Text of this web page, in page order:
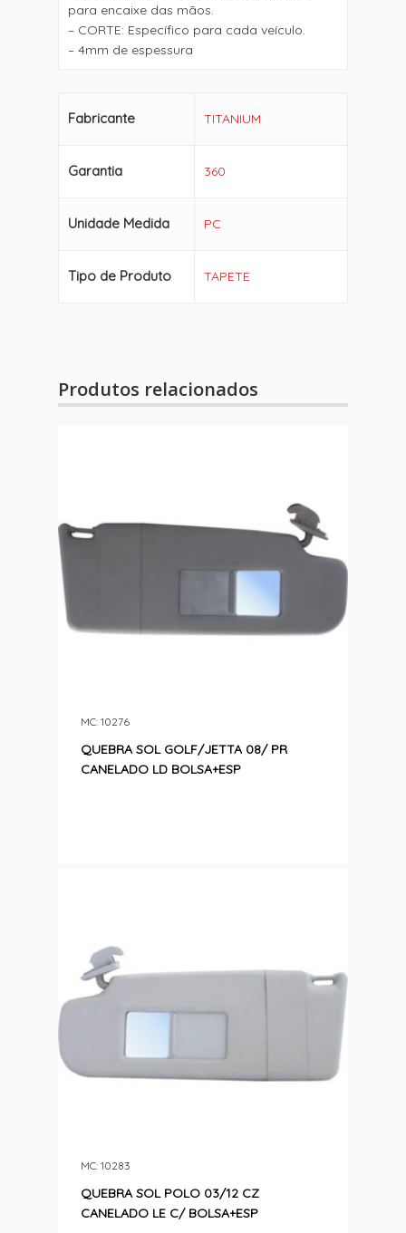
para encaixe das mãos.
– CORTE: Específico para cada veículo.
– 4mm de espessura
Fabricante TITANIUM
Garantia 360
Unidade Medida PC
Tipo de Produto TAPETE
Produtos relacionados
QUEBRA SOL GOLF/JETTA 08/ PR
CANELADO LD BOLSA+ESP
MC: 10276
QUEBRA SOL POLO 03/12 CZ
CANELADO LE C/ BOLSA+ESP
MC: 10283